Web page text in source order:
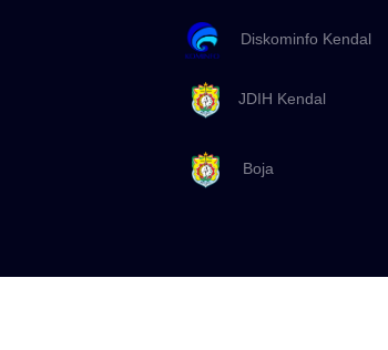
Diskominfo Kendal
JDIH Kendal
Boja